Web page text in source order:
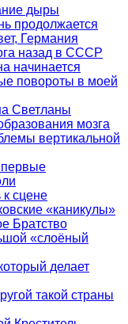
дыры
продолжается
Германия
назад в СССР
начинается
повороты в моей
Светланы
мозга
вертикальной
сцене
«каникулы»
Братство
«слоёный
делает
такой страны